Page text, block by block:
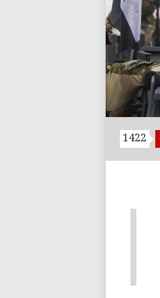
1422